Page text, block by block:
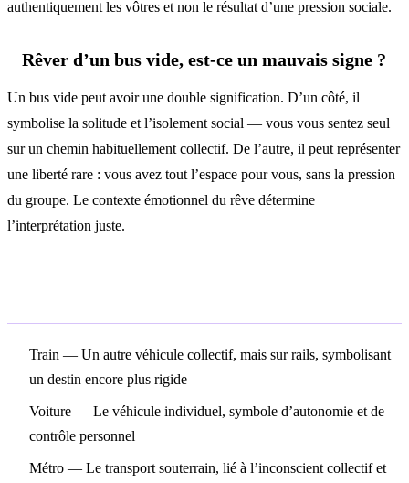
authentiquement les vôtres et non le résultat d’une pression sociale.
Rêver d’un bus vide, est-ce un mauvais signe ?
Un bus vide peut avoir une double signification. D’un côté, il
symbolise la solitude et l’isolement social — vous vous sentez seul
sur un chemin habituellement collectif. De l’autre, il peut représenter
une liberté rare : vous avez tout l’espace pour vous, sans la pression
du groupe. Le contexte émotionnel du rêve détermine
l’interprétation juste.
Train — Un autre véhicule collectif, mais sur rails, symbolisant
un destin encore plus rigide
Voiture — Le véhicule individuel, symbole d’autonomie et de
contrôle personnel
Métro — Le transport souterrain, lié à l’inconscient collectif et